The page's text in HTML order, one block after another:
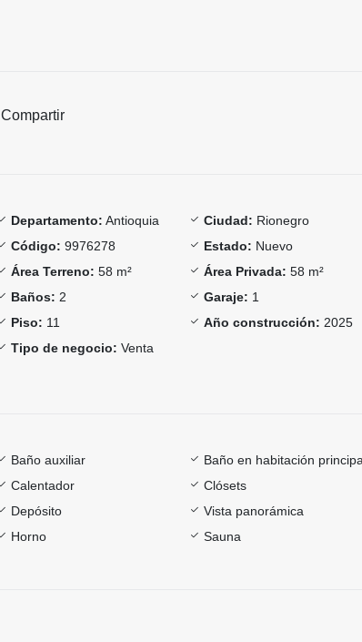
Compartir
Departamento: Antioquia Ciudad: Rionegro
Código: 9976278 Estado: Nuevo
Área Terreno: 58 m² Área Privada: 58 m²
Baños: 2 Garaje: 1
Piso: 11 Año construcción: 2025
Tipo de negocio: Venta
Baño auxiliar
Baño en habitación
Calentador
Clósets
Depósito
Vista panorámica
Horno
Sauna